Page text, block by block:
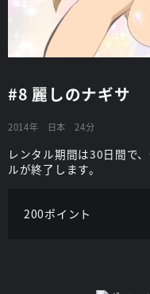
#8 麗しのナギサ
2014年 日本 24分
レンタル期間は30日間で
ルが終了します。
200ポイント